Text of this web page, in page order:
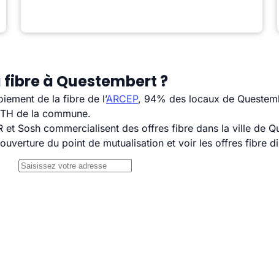
à Questembert ?
de la fibre de l’ARCEP, 94% des locaux de
de la commune.
et Sosh commercialisent des offres fibre dans la ville de
du point de mutualisation et voir les offres fibre